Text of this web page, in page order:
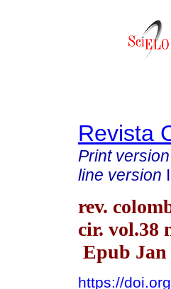
Revista
Print version
line version
rev.
cir. vol.38
Epub Jan
https://